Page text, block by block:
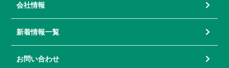
会社情報
新着情報一覧
お問い合わせ